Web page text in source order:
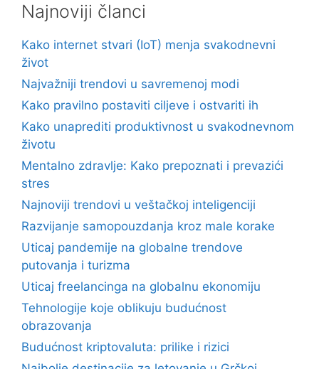
Najnoviji članci
Kako internet stvari (IoT) menja svakodnevni
život
Najvažniji trendovi u savremenoj modi
Kako pravilno postaviti ciljeve i ostvariti ih
Kako unaprediti produktivnost u svakodnevnom
životu
Mentalno zdravlje: Kako prepoznati i prevazići
stres
Najnoviji trendovi u veštačkoj inteligenciji
Razvijanje samopouzdanja kroz male korake
Uticaj pandemije na globalne trendove
putovanja i turizma
Uticaj freelancinga na globalnu ekonomiju
Tehnologije koje oblikuju budućnost
obrazovanja
Budućnost kriptovaluta: prilike i rizici